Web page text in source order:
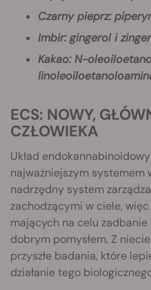
Czarny pieprz:
Imbir: gingerol i
Kakao: N-
ECS: NOWY, GŁÓWNY UKŁAD W CIELE
CZŁOWIEKA
Układ
najważniejszym systemem
nadrzędny system
zachodzącymi w ciele,
mających na celu
dobrym pomysłem. Z
przyszłe badania, które
działanie tego